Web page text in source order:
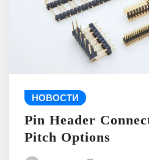
НОВОСТИ
Pin Header
Pitch Options